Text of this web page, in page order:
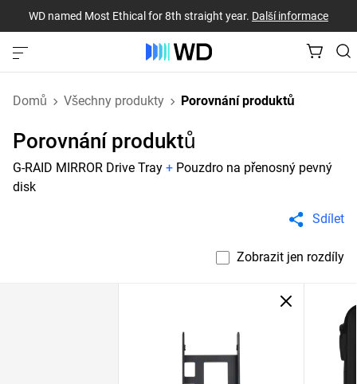
WD named Most Ethical for 8th straight year. Další informace
Domů Všechny produkty Porovnání produktů
Porovnání produktů
G-RAID MIRROR Drive Tray + Pouzdro na přenosný pevný
disk
Sdílet
Zobrazit jen rozdíly